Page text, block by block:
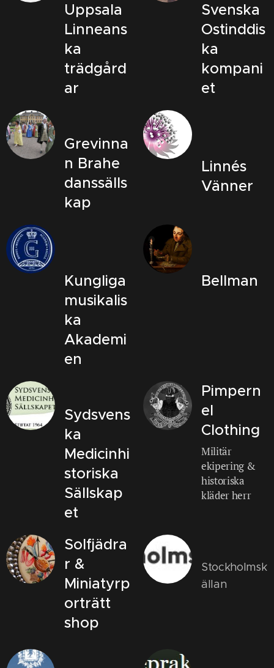
Uppsala
Linneans
ka
trädgård
ar
Svenska
Ostinddis
ka
kompani
et
Grevinna
n Brahe
danssälls
kap
Linnés
Vänner
Kungliga
musikalis
ka
Akademi
en
Bellman
Sydsvens
ka
Medicinhi
storiska
Sällskap
et
Pimpern
el
Clothing
Militär
ekipering &
historiska
kläder herr
Solfjädra
r &
Miniatyrp
orträtt
shop
Stockholmsk
ällan